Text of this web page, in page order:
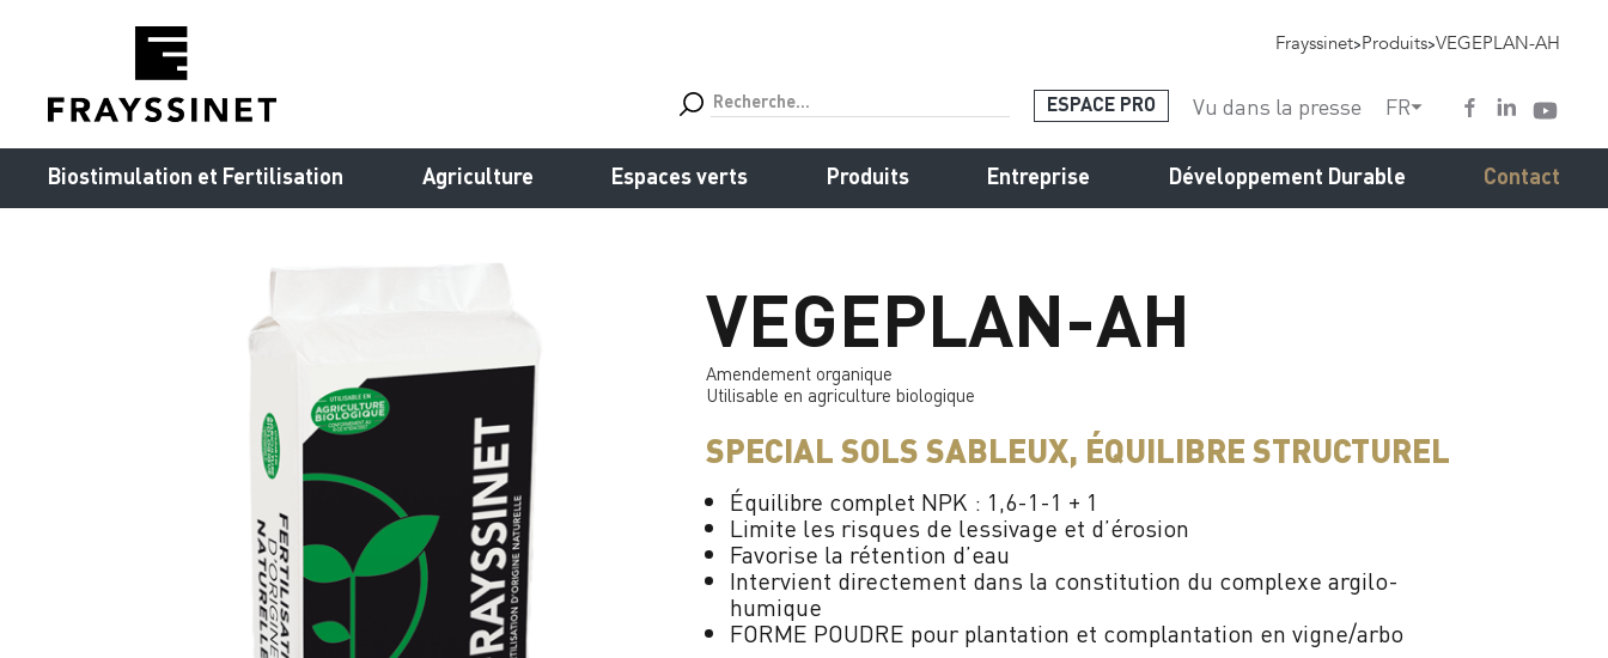
Frayssinet>Produits>VEGEPLAN-AH
ESPACE PRO Vu dans la presse FR
Biostimulation et Fertilisation Agriculture Espaces verts Produits Entreprise Développement Durable Contact
VEGEPLAN-AH
Amendement organique
Utilisable en agriculture biologique
SPECIAL SOLS SABLEUX, ÉQUILIBRE STRUCTUREL
Équilibre complet NPK : 1,6-1-1 + 1
Limite les risques de lessivage et d’érosion
Favorise la rétention d’eau
Intervient directement dans la constitution du complexe argilo-
humique
FORME POUDRE pour plantation et complantation en vigne/arbo